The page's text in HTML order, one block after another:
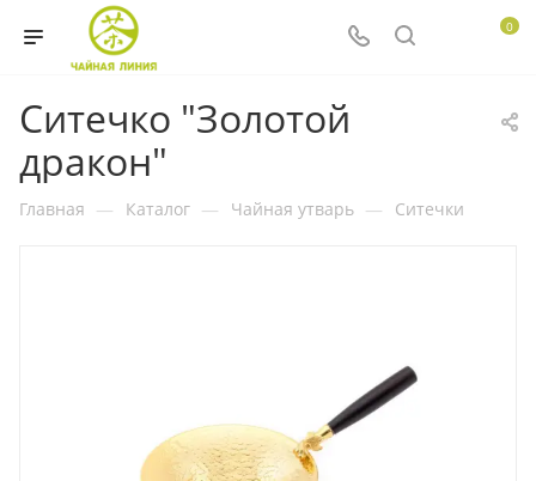
0
Ситечко "Золотой
дракон"
Главная — Каталог — Чайная утварь — Ситечки